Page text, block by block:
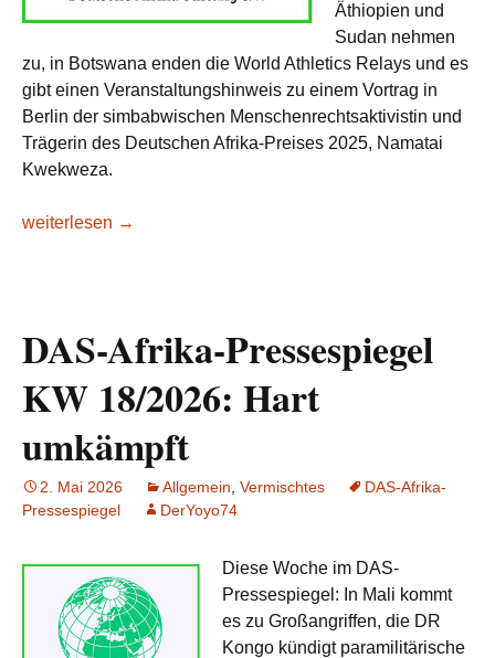
Äthiopien und
Sudan nehmen
zu, in Botswana enden die World Athletics Relays und es
gibt einen Veranstaltungshinweis zu einem Vortrag in
Berlin der simbabwischen Menschenrechtsaktivistin und
Trägerin des Deutschen Afrika-Preises 2025, Namatai
Kwekweza.
DAS-Afrika-Pressespiegel KW 19/2026: Zwischen
weiterlesen →
DAS-Afrika-Pressespiegel
KW 18/2026: Hart
umkämpft
2. Mai 2026 Allgemein Vermischtes
DAS-Afrika-
Pressespiegel
DerYoyo74
Diese Woche im DAS-
Pressespiegel: In Mali kommt
es zu Großangriffen, die DR
Kongo kündigt paramilitärische